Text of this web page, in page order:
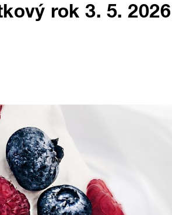
rok 3. 5. 2026